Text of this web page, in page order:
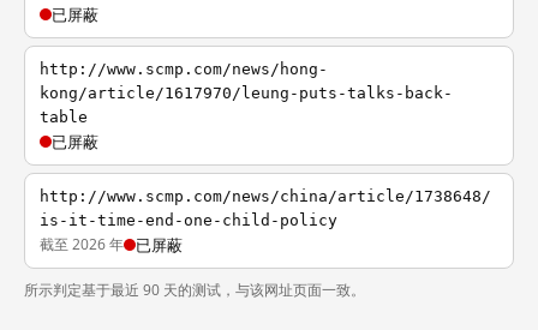
已屏蔽
http://www.scmp.com/news/hong-
kong/article/1617970/leung-puts-talks-back-
table
已屏蔽
http://www.scmp.com/news/china/article/1738648/
is-it-time-end-one-child-policy
截至 2026 年 已屏蔽
所示判定基于最近 90 天的测试，与该网址页面一致。